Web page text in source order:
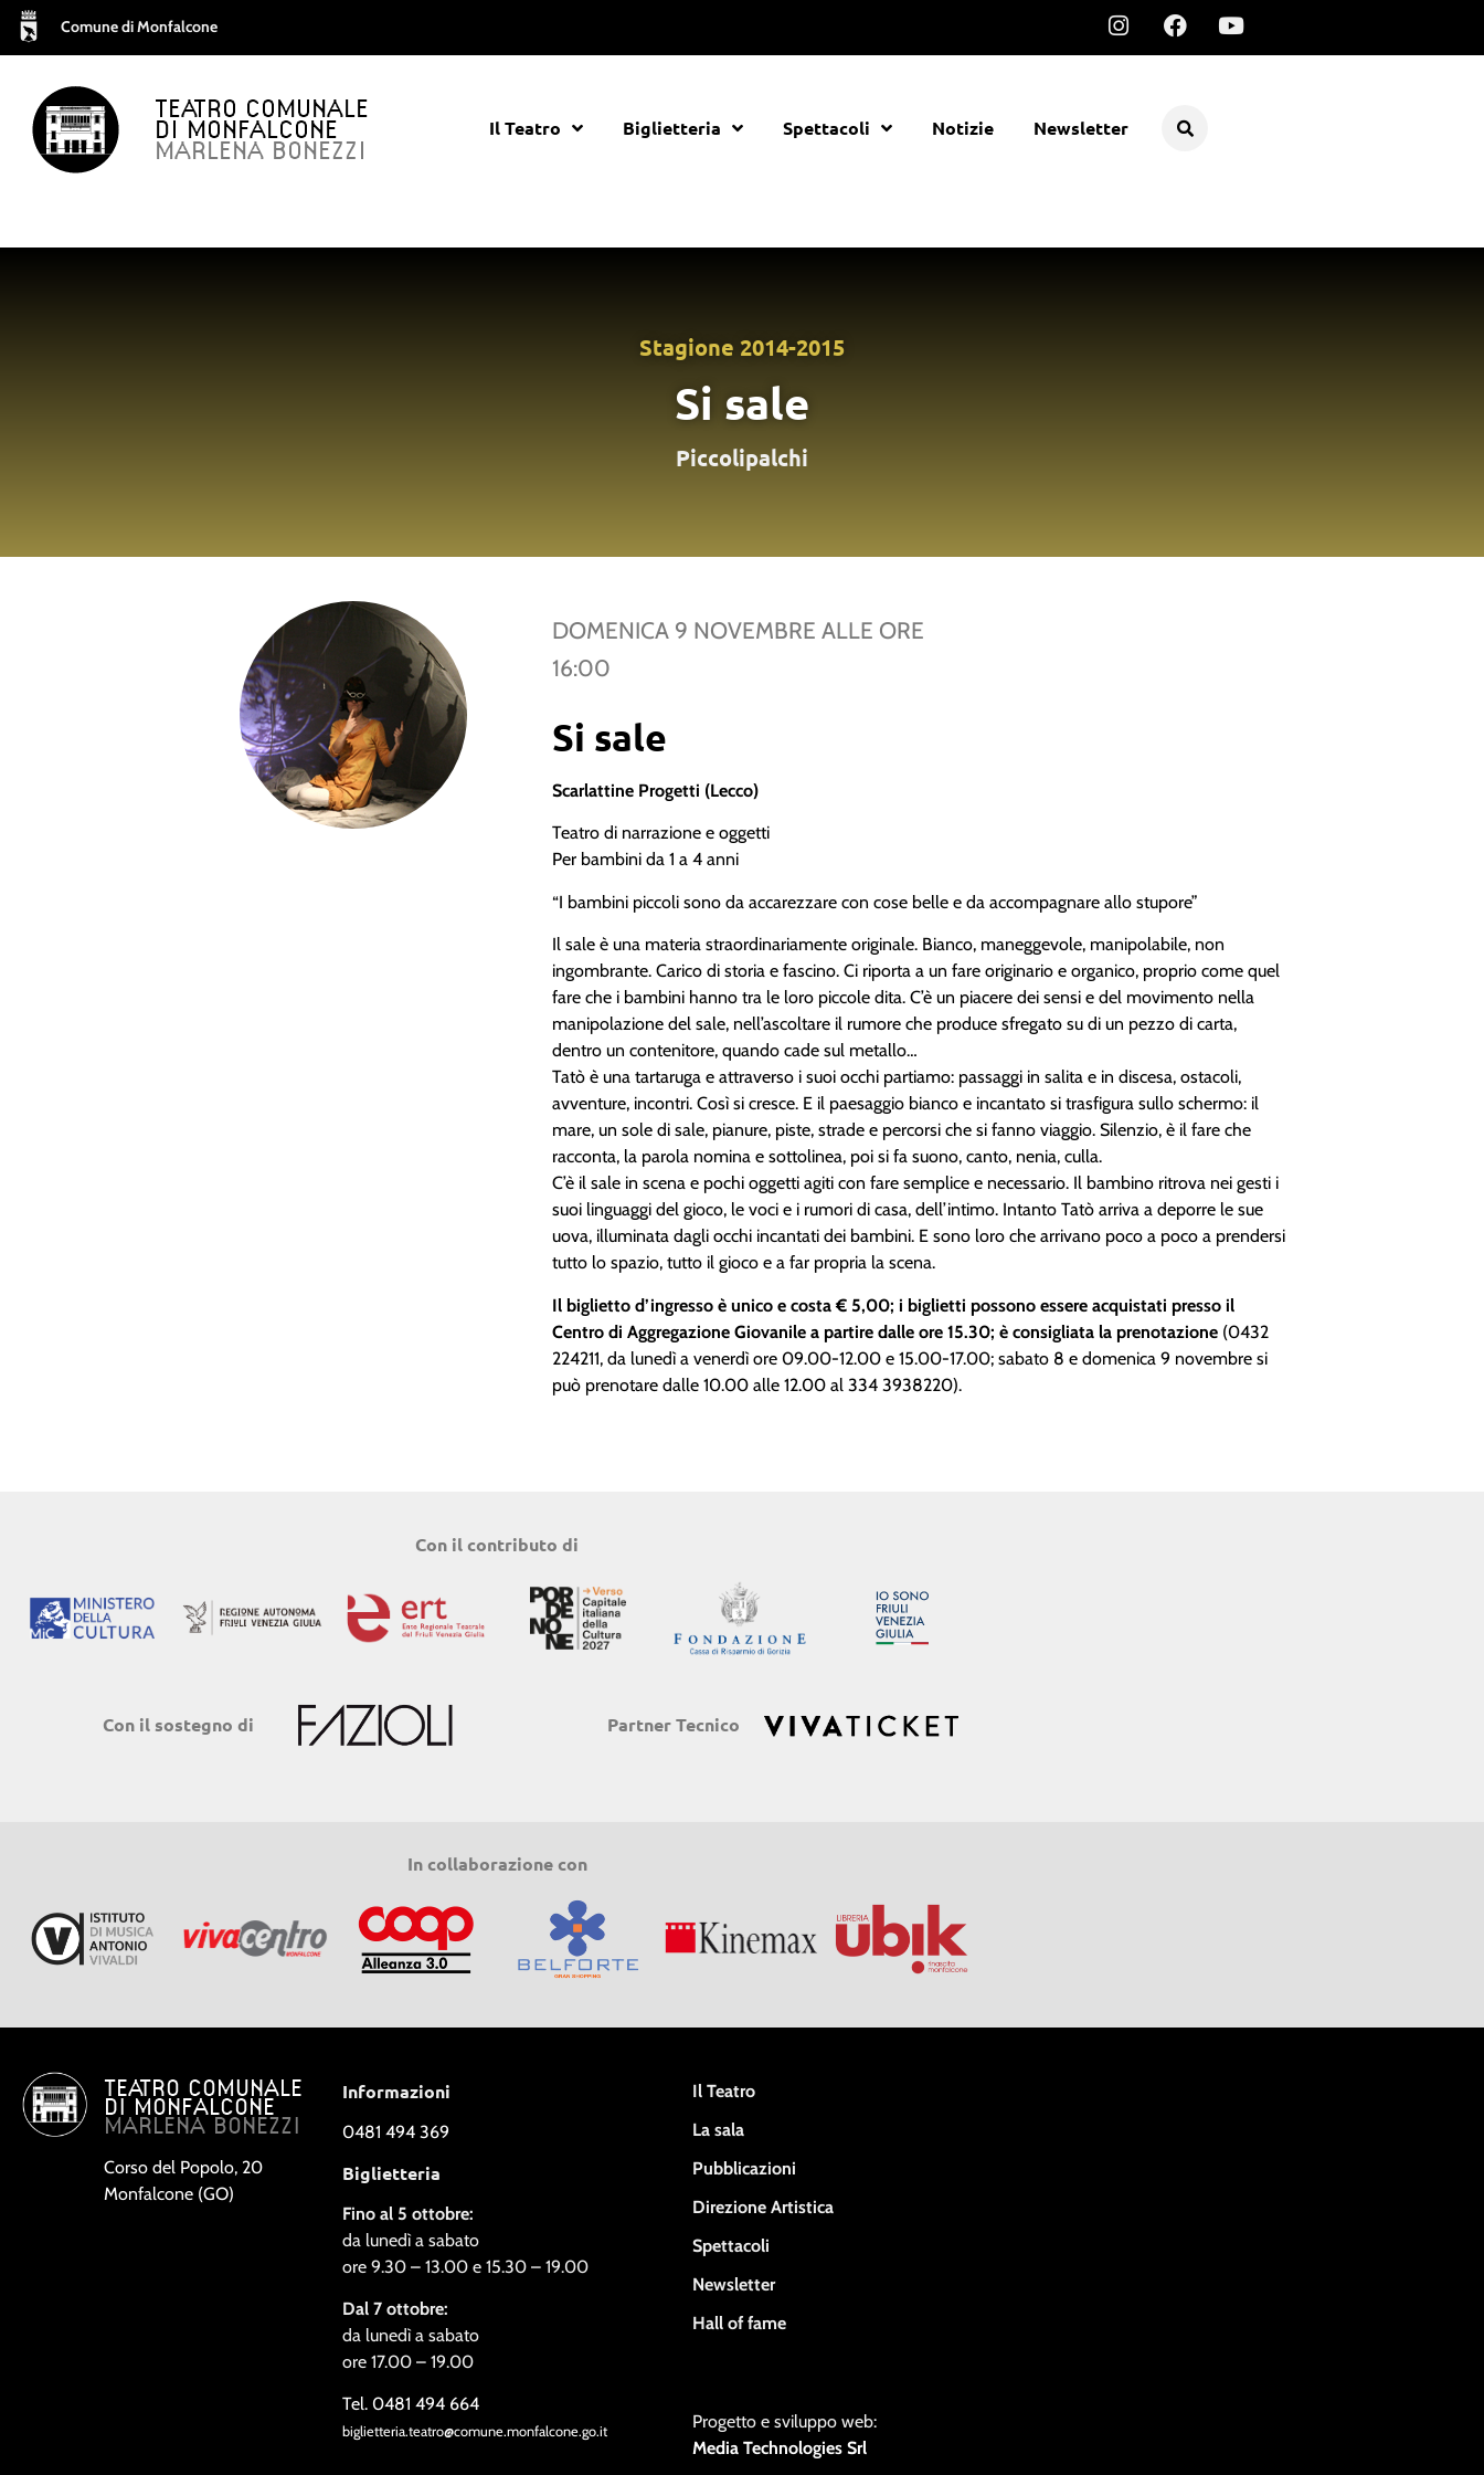
Comune di Monfalcone
TEATRO COMUNALE
DI MONFALCONE
MARLENA BONEZZI
Il Teatro Biglietteria Spettacoli Notizie Newsletter
Stagione 2014-2015
Si sale
Piccolipalchi
DOMENICA 9 NOVEMBRE ALLE ORE
16:00
Si sale
Scarlattine Progetti (Lecco)
Teatro di narrazione e oggetti
Per bambini da 1 a 4 anni
“I bambini piccoli sono da accarezzare con cose belle e da accompagnare allo stupore”
Il sale è una materia straordinariamente originale. Bianco, maneggevole, manipolabile, non
ingombrante. Carico di storia e fascino. Ci riporta a un fare originario e organico, proprio come quel
fare che i bambini hanno tra le loro piccole dita. C’è un piacere dei sensi e del movimento nella
manipolazione del sale, nell’ascoltare il rumore che produce sfregato su di un pezzo di carta,
dentro un contenitore, quando cade sul metallo…
Tatò è una tartaruga e attraverso i suoi occhi partiamo: passaggi in salita e in discesa, ostacoli,
avventure, incontri. Così si cresce. E il paesaggio bianco e incantato si trasfigura sullo schermo: il
mare, un sole di sale, pianure, piste, strade e percorsi che si fanno viaggio. Silenzio, è il fare che
racconta, la parola nomina e sottolinea, poi si fa suono, canto, nenia, culla.
C’è il sale in scena e pochi oggetti agiti con fare semplice e necessario. Il bambino ritrova nei gesti i
suoi linguaggi del gioco, le voci e i rumori di casa, dell’intimo. Intanto Tatò arriva a deporre le sue
uova, illuminata dagli occhi incantati dei bambini. E sono loro che arrivano poco a poco a prendersi
tutto lo spazio, tutto il gioco e a far propria la scena.
Il biglietto d’ingresso è unico e costa € 5,00; i biglietti possono essere acquistati presso il
Centro di Aggregazione Giovanile a partire dalle ore 15.30; è consigliata la prenotazione (0432
224211, da lunedì a venerdì ore 09.00-12.00 e 15.00-17.00; sabato 8 e domenica 9 novembre si
può prenotare dalle 10.00 alle 12.00 al 334 3938220).
Con il contributo di
Con il sostegno di Partner Tecnico
In collaborazione con
TEATRO COMUNALE
DI MONFALCONE
MARLENA BONEZZI
Corso del Popolo, 20
Monfalcone (GO)
Informazioni
0481 494 369
Biglietteria
Fino al 5 ottobre:
da lunedì a sabato
ore 9.30 – 13.00 e 15.30 – 19.00
Dal 7 ottobre:
da lunedì a sabato
ore 17.00 – 19.00
Tel. 0481 494 664
biglietteria.teatro@comune.monfalcone.go.it
Il Teatro
La sala
Pubblicazioni
Direzione Artistica
Spettacoli
Newsletter
Hall of fame
Progetto e sviluppo web:
Media Technologies Srl